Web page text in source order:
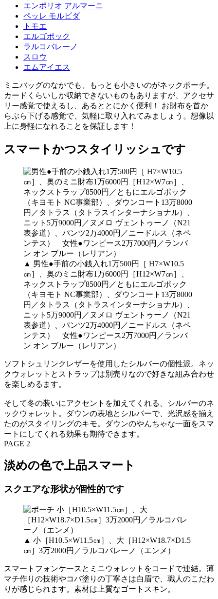
エンポリオ アルマーニ
ペッレ モルビダ
トモエ
エルゴポック
ラルコバレーノ
スロウ
エムアイエス
ミニバッグのなかでも、もっとも小さいのがネックポーチ。
カードくらいしか収納できないものもありますが、アクセサ
リー感覚で使えるし、あるととにかく便利！ お財布を首か
らぶら下げる感覚で、気軽に取り入れてみましょう。想像以
上に身軽になれることを保証します！
スマートかつスタイリッシュです
▲ 男性●手前の小銭入れ1万500円［ H7×W10.5
㎝］、奥のミニ財布1万6000円［H12×W7㎝］、
ネックストラップ8500円／ともにエルゴポック
（キヨモト NC事業部）、ダウンコート13万8000
円／タトラス（タトラスインターナショナル）、
ニット5万9000円／ヌメロ ヴェントゥーノ（N21
表参道）、パンツ2万4000円／ニードルス（ネペ
ンテス） 女性●ワンピース2万7000円／ランバ
ン オン ブルー（レリアン）
ソフトシュリンクレザーを使用したシルバーの個性派。ネッ
クウォレットとストラップは別売りなので好きな組み合わせ
を楽しめるます。
そして冬の装いにアクセントを加えてくれる、シルバーのネ
ックウォレット。ダウンの表地とシルバーで、光沢感を揃え
たのがスタイリングのキモ。ダウンのやんちゃな一面をスマ
ートにしてくれる効果も期待できます。
PAGE 2
淡めの色で上品スマート
スクエアな形状が個性的です
▲ 小［H10.5×W11.5㎝］、大［H12×W18.7×D1.5
㎝］3万2000円／ラルコバレーノ（エンメ）
スマートフォンケースとミニウォレットをコードで連結。薄
マチ作りの技術やコバ塗りの丁寧さは白眉で、職人のこだわ
りが感じられます。素材は上質なゴートスキン。